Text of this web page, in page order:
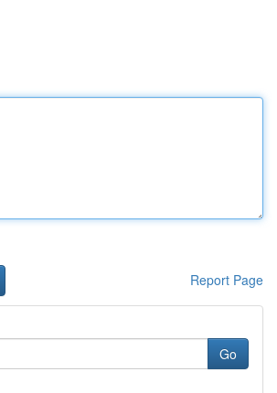
Report Page
Go